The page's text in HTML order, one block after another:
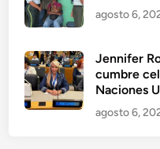
agosto 6,
Jennifer
cumbre
Naciones
agosto 6,